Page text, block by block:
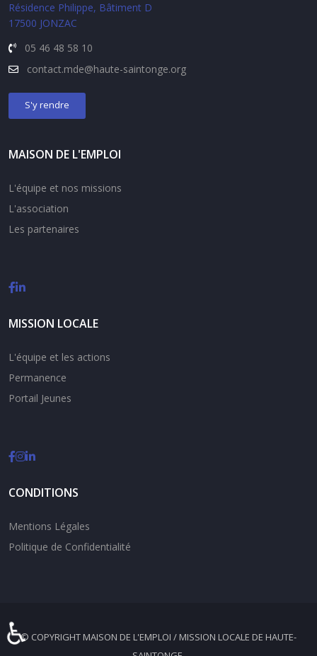
Résidence Philippe, Bâtiment D
17500 JONZAC
05 46 48 58 10
contact.mde@haute-saintonge.org
S'y rendre
MAISON DE L'EMPLOI
L'équipe et nos missions
L'association
Les partenaires
MISSION LOCALE
L'équipe et les actions
Permanence
Portail Jeunes
CONDITIONS
Mentions Légales
Politique de Confidentialité
© COPYRIGHT MAISON DE L'EMPLOI / MISSION LOCALE DE HAUTE-